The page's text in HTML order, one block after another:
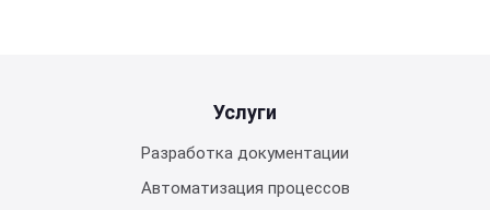
Услуги
Разработка документации
Автоматизация процессов